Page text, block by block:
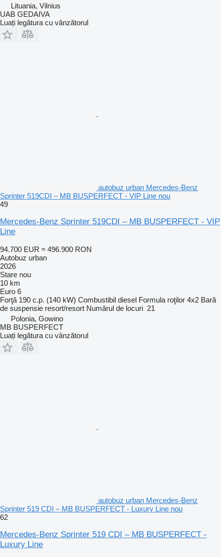
Lituania, Vilnius
UAB GEDAIVA
Luați legătura cu vânzătorul
autobuz urban Mercedes-Benz
Sprinter 519CDI – MB BUSPERFECT - VIP Line nou
49
Mercedes-Benz Sprinter 519CDI – MB BUSPERFECT - VIP
Line
94.700 EUR ≈ 496.900 RON
Autobuz urban
2026
Stare nou
10 km
Euro 6
Forţă 190 c.p. (140 kW) Combustibil diesel Formula roţilor 4x2 Bară
de suspensie resort/resort Numărul de locuri 21
Polonia, Gowino
MB BUSPERFECT
Luați legătura cu vânzătorul
autobuz urban Mercedes-Benz
Sprinter 519 CDI – MB BUSPERFECT - Luxury Line nou
62
Mercedes-Benz Sprinter 519 CDI – MB BUSPERFECT -
Luxury Line